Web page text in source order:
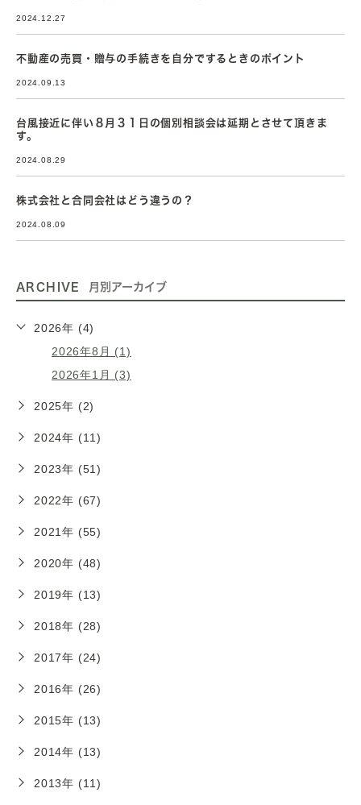
2024.12.27
不動産の売買・贈与の手続きを自分でするときのポイント
2024.09.13
台風接近に伴い８月３１日の個別相談会は延期とさせて頂きま
す。
2024.08.29
株式会社と合同会社はどう違うの？
2024.08.09
ARCHIVE 月別アーカイブ
2026年 (4)
2026年8月 (1)
2026年1月 (3)
2025年 (2)
2024年 (11)
2023年 (51)
2022年 (67)
2021年 (55)
2020年 (48)
2019年 (13)
2018年 (28)
2017年 (24)
2016年 (26)
2015年 (13)
2014年 (13)
2013年 (11)